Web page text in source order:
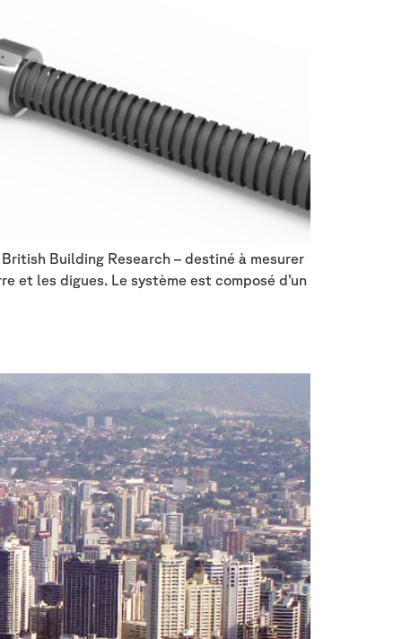
Building Research – destiné à mesurer
et les digues. Le système est composé d’un